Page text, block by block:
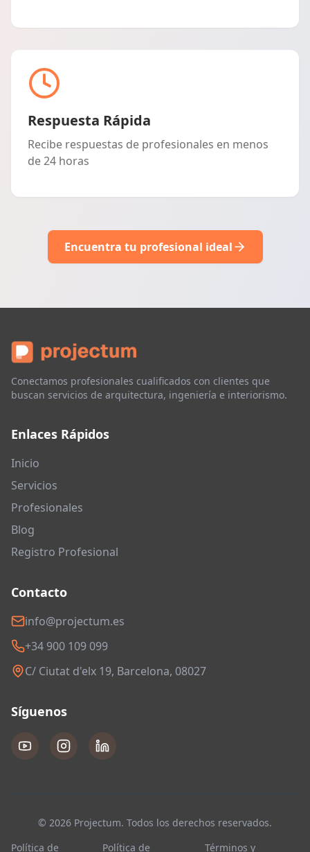
Respuesta Rápida
Recibe respuestas de profesionales en menos
de 24 horas
Encuentra tu profesional ideal
Conectamos profesionales cualificados con clientes que
buscan servicios de arquitectura, ingeniería e interiorismo.
Enlaces Rápidos
Inicio
Servicios
Profesionales
Blog
Registro Profesional
Contacto
info@projectum.es
+34 900 109 099
C/ Ciutat d'elx 19, Barcelona, 08027
Síguenos
© 2026 Projectum. Todos los derechos reservados.
Política de
Política de Términos y